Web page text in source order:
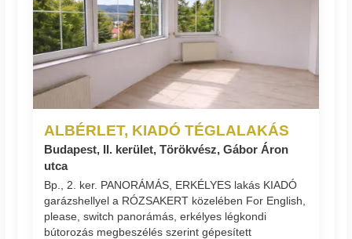
ALBÉRLET, KIADÓ TÉGLALAKÁS
Budapest, II. kerület, Törökvész, Gábor Áron
utca
Bp., 2. ker. PANORÁMÁS, ERKÉLYES lakás KIADÓ
garázshellyel a RÓZSAKERT közelében For English,
please, switch panorámás, erkélyes légkondi
bútorozás megbeszélés szerint gépesített